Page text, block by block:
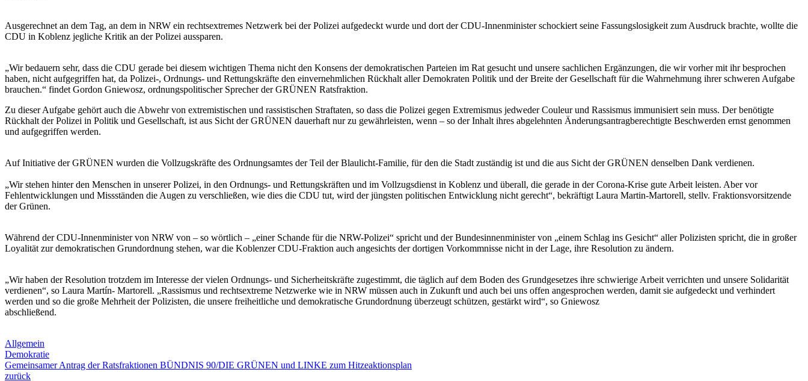
Ausgerechnet an dem Tag, an dem in NRW ein rechtsextremes Netzwerk bei der Polizei aufgedeckt wurde und dort der CDU-Innenminister schockiert seine Fassungslosigkeit zum Ausdruck brachte, wollte die
CDU in Koblenz jegliche Kritik an der Polizei aussparen.
„Wir bedauern sehr, dass die CDU gerade bei diesem wichtigen Thema nicht den Konsens der demokratischen Parteien im Rat gesucht und unsere sachlichen Ergänzungen, die wir vorher mit ihr besprochen
haben, nicht aufgegriffen hat, da Polizei-, Ordnungs- und Rettungskräfte den einvernehmlichen Rückhalt aller Demokraten Politik und der Breite der Gesellschaft für die Wahrnehmung ihrer schweren Aufgabe
brauchen.“ findet Gordon Gniewosz, ordnungspolitischer Sprecher der GRÜNEN Ratsfraktion.
Zu dieser Aufgabe gehört auch die Abwehr von extremistischen und rassistischen Straftaten, so dass die Polizei gegen Extremismus jedweder Couleur und Rassismus immunisiert sein muss. Der benötigte
Rückhalt der Polizei in Politik und Gesellschaft, ist aus Sicht der GRÜNEN dauerhaft nur zu gewährleisten, wenn – so der Inhalt ihres abgelehnten Änderungsantragberechtigte Beschwerden ernst genommen
und aufgegriffen werden.
Auf Initiative der GRÜNEN wurden die Vollzugskräfte des Ordnungsamtes der Teil der Blaulicht-Familie, für den die Stadt zuständig ist und die aus Sicht der GRÜNEN denselben Dank verdienen.
„Wir stehen hinter den Menschen in unserer Polizei, in den Ordnungs- und Rettungskräften und im Vollzugsdienst in Koblenz und überall, die gerade in der Corona-Krise gute Arbeit leisten. Aber vor
Fehlentwicklungen und Missständen die Augen zu verschließen, wie dies die CDU tut, wird der jüngsten politischen Entwicklung nicht gerecht“, bekräftigt Laura Martin-Martorell, stellv. Fraktionsvorsitzende
der Grünen.
Während der CDU-Innenminister von NRW von – so wörtlich – „einer Schande für die NRW-Polizei“ spricht und der Bundesinnenminister von „einem Schlag ins Gesicht“ aller Polizisten spricht, die in großer
Loyalität zur demokratischen Grundordnung stehen, war die Koblenzer CDU-Fraktion auch angesichts der dortigen Vorkommnisse nicht in der Lage, ihre Resolution zu ändern.
„Wir haben der Resolution trotzdem im Interesse der vielen Ordnungs- und Sicherheitskräfte zugestimmt, die täglich auf dem Boden des Grundgesetzes ihre schwierige Arbeit verrichten und unsere Solidarität
verdienen“, so Laura Martín- Martorell. „Rassismus und rechtsextreme Netzwerke wie in NRW müssen auch in Zukunft und auch bei uns offen angesprochen werden, damit sie aufgedeckt und verhindert
werden und so die große Mehrheit der Polizisten, die unsere freiheitliche und demokratische Grundordnung überzeugt schützen, gestärkt wird“, so Gniewosz
abschließend.
Allgemein
Demokratie
Gemeinsamer Antrag der Ratsfraktionen BÜNDNIS 90/DIE GRÜNEN und LINKE zum Hitzeaktionsplan
zurück